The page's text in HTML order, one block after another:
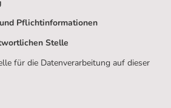
Pflichtinformationen
Stelle
für die Datenverarbeitung auf dieser